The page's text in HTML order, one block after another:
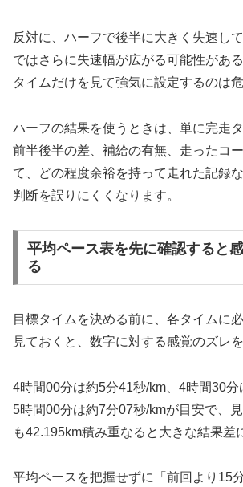
反対に、ハーフで後半に大きく失速し
ではさらに失速幅が広がる可能性があ
タイムだけを見て強気に設定するのは危
ハーフの結果を使うときは、単に完走
前半後半の差、補給の有無、走ったコ
て、どの程度余裕を持って走れた記録
判断を誤りにくくなります。
平均ペース表を先に確認すると
る
目標タイムを決める前に、各タイムに
見ておくと、数字に対する感覚のズレ
4時間00分は約5分41秒/km、4時間30分
5時間00分は約7分07秒/kmが目安で、
も42.195km積み重なると大きな結果差
平均ペースを把握せずに「前回より15